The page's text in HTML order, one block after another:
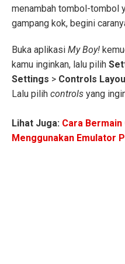
menambah tombol-tombol
gampang kok, begini
Buka aplikasi My Boy!
kamu inginkan, lalu pilih
Settings > Controls
Lalu pilih controls yang
Lihat Juga: Cara Bermain
Menggunakan Emulator